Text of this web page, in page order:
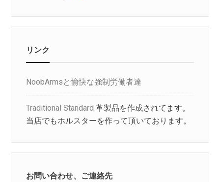
リンク
NoobArmsと愉快な強制労働者達
Traditional Standard 革製品を作成されてます。
当店でもホルスターを作って頂いております。
お問い合わせ、ご連絡先